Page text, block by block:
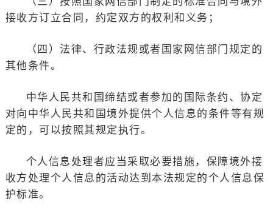
接收方订立合同，约定双方的权利和义务；
（四）法律、行政法规或者国家网信部门规定的
其他条件。
中华人民共和国缔结或者参加的国际条约、协定
对向中华人民共和国境外提供个人信息的条件等有规
定的，可以按照其规定执行。
个人信息处理者应当采取必要措施，保障境外接
收方处理个人信息的活动达到本法规定的个人信息保
护标准。